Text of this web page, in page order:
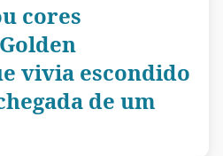
cores
vivia escondido
de um